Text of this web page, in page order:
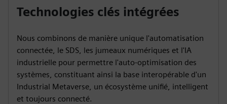
Technologies clés intégrées
Nous combinons de manière unique l'automatisation
connectée, le SDS, les jumeaux numériques et l'IA
industrielle pour permettre l'auto-optimisation des
systèmes, constituant ainsi la base interopérable d'un
Industrial Metaverse, un écosystème unifié, intelligent
et toujours connecté.